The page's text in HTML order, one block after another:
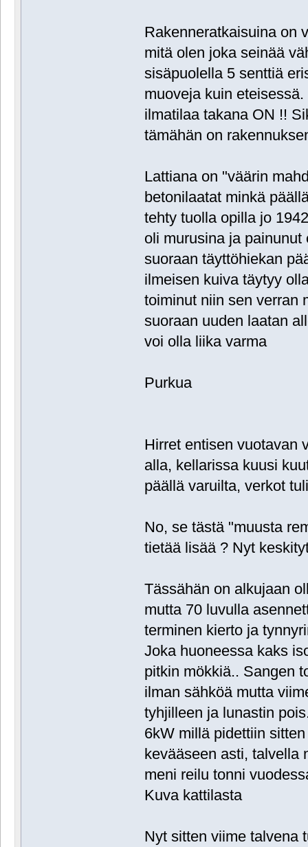
Rakenneratkaisuina on
mitä olen joka seinää
sisäpuolella 5 senttiä
muoveja kuin
ilmatilaa takana ON !!
tämähän on
Lattiana on "väärin
betonilaatat minkä
tehty tuolla opilla jo
oli murusina ja
suoraan täyttöhiekan
ilmeisen kuiva täytyy
toiminut niin sen verran
suoraan uuden laatan
voi olla liika varma
Purkua
Hirret entisen vuotavan
alla, kellarissa kuusi
päällä varuilta, verkot
No, se tästä "muusta
tietää lisää ? Nyt
Tässähän on alkujaan
mutta 70 luvulla
terminen kierto ja
Joka huoneessa kaks
pitkin mökkiä.. Sangen
ilman sähköä mutta
tyhjilleen ja lunastin
6kW millä pidettiin
kevääseen asti, talvella
meni reilu tonni
Kuva kattilasta
Nyt sitten viime talvena